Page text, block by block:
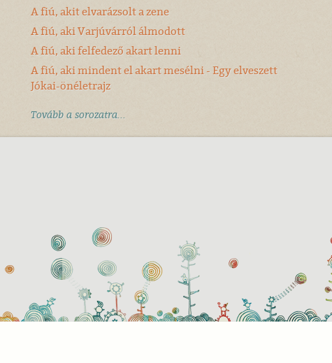
A fiú, akit elvarázsolt a zene
A fiú, aki Varjúvárról álmodott
A fiú, aki felfedező akart lenni
A fiú, aki mindent el akart mesélni - Egy elveszett
Jókai-önéletrajz
Tovább a sorozatra...